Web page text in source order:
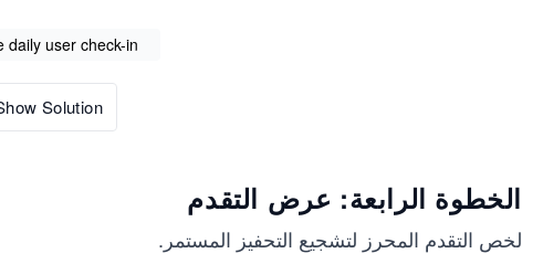
daily user check-in
Solution
الخطوة الرابعة: عرض التقدم
لخص التقدم المحرز لتشجيع التحفيز المستمر.